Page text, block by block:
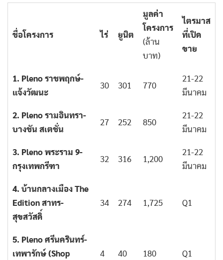
ชื่อโครงการ ไร่ ยูนิต
มูลค่า
โครงการ
(ล้าน
บาท)
ไตรมาส
ที่เปิด
ขาย
1. Pleno ราชพฤกษ์-
แจ้งวัฒนะ
30 301 770
21-22
มีนาคม
2. Pleno รามอินทรา-
บางชัน สเตชั่น
27 252 850
21-22
มีนาคม
3. Pleno พระราม 9-
กรุงเทพกรีฑา
32 316 1,200
21-22
มีนาคม
4. บ้านกลางเมือง The
Edition สาทร-
สุขสวัสดิ์
34 274 1,725 Q1
5. Pleno ศรีนครินทร์-
เทพารักษ์ (Shop
4 40 180 Q1